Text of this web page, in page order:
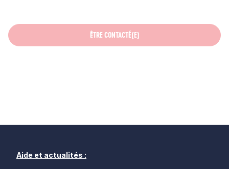
ÊTRE CONTACTÉ(E)
Aide et actualités :